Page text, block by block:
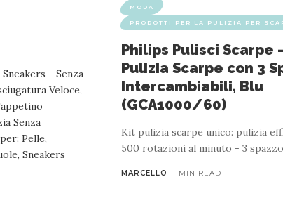
KIT DI MANUTENZIONE E PULIZIA
Scarpe con 3 Spazzole
spazzole intercambiabili tra cui scegliere per l'utilizzo
per rete e tela - Spugna per PVC, pelle, camoscio e altri
MODA
PRODOTTI PER LA PULIZIA PER
Philips Pulisci Scarpe
Pulizia Scarpe con 3
Intercambiabili, Blu
(GCA1000/60)
Kit pulizia scarpe unico: pulizia
500 rotazioni al minuto - 3
MARCELLO 1 MIN READ